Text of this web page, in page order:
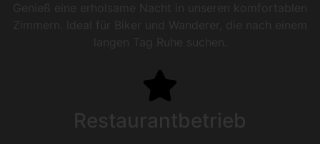
Genieß eine erholsame Nacht in unseren komfortablen
Zimmern. Ideal für Biker und Wanderer, die nach einem
langen Tag Ruhe suchen.
Restaurantbetrieb